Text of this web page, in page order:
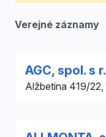
Verejné záznamy
AGC, spol. s
Alžbetina 419/